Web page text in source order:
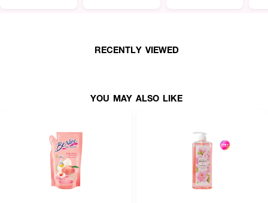
3.ปรับระดับน้ำในอ่างอาบน้ำตามความต้องการ เพื่อลงแช่ตัว
RECENTLY VIEWED
YOU MAY ALSO LIKE